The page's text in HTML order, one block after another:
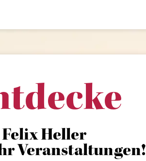
Felix Heller
Veranstaltungen!